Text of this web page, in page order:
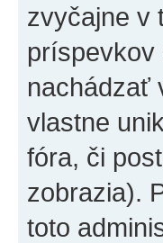
zvyčajne v
príspevkov
nachádzať
vlastne
fóra, či
zobrazia).
toto